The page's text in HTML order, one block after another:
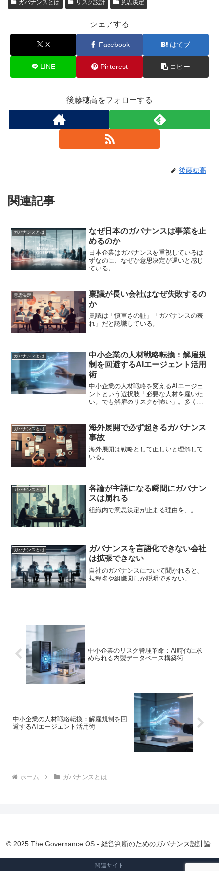
ガバナンスとは リスク設計 意思決定
シェアする
X Facebook はてブ
LINE Pinterest コピー
後藤穂高をフォローする
後藤穂高
関連記事
ガバナンスとは
なぜ日本のガバナンスは事業を止
めるのか
日本企業はガバナンスを重視しているは
ずなのに、なぜか意思決定が遅いと感じ
ている。
意思決定
稟議が長い会社はなぜ失敗するの
か
稟議は「慎重さの証」「ガバナンスの表
れ」だと認識している。
ガバナンスとは
中小企業の人材戦略転換：解雇規
制を回避するAIエージェント活用
術
中小企業の人材戦略を変えるAIエージェ
ントという選択肢「必要な人材を雇いた
い。でも解雇のリスクが怖い」。多くの
は戻せません。不適切な採用が、組織全
体の生産性と士気を低下...
ガバナンスとは
海外展開で必ず起きるガバナンス
事故
海外展開は戦略として正しいと理解して
いる。
ガバナンスとは
各論が主語になる瞬間にガバナン
スは崩れる
組織内で意思決定が止まる理由を、。
ガバナンスとは
ガバナンスを言語化できない会社
は拡張できない
自社のガバナンスについて聞かれると、
規程名や組織図しか説明できない。
中小企業のリスク管理革命：AI時代に求
められる内製データベース構築術
中小企業の人材戦略転換：解雇規制を回
避するAIエージェント活用術
ホーム ガバナンスとは
© 2025 The Governance OS - 経営判断のためのガバナンス設計論.
関連サイト